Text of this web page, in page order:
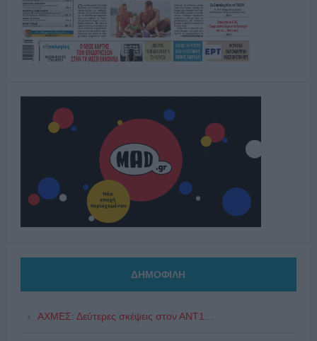
ΔΗΜΟΦΙΛΗ
ΑΧΜΕΣ: Δεύτερες σκέψεις στον ΑΝΤ1...